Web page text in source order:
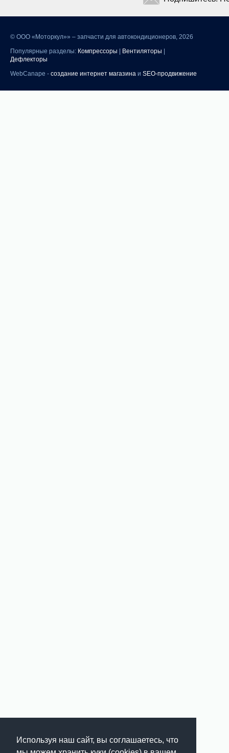
Используя наш сайт, вы соглашаетесь, что
© ООО «Моторкул»» – запчасти для автокондиционеров, 2026
Популярные разделы: Компрессоры Вентиляторы
Дефлекторы
WebCanape - создание интернет магазина и SEO-продвижение